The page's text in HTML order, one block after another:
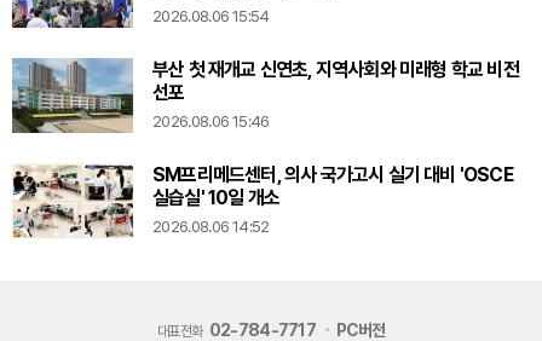
2026.08.06 15:54
부산 첫 재개교 신연초, 지역사회와 미래형 학교 비전
선포
2026.08.06 15:46
SM프리메드센터, 의사 국가고시 실기 대비 'OSCE
실습실' 10일 개소
2026.08.06 14:52
대표전화 02-784-7717 PC버전